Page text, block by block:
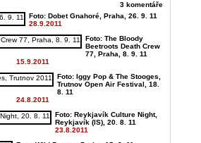
3 komentáře
Foto: Dobet Gnahoré, Praha, 26. 9. 11
28.9.2011
Foto: The Bloody
Beetroots Death Crew
77, Praha, 8. 9. 11
15.9.2011
Foto: Iggy Pop & The Stooges,
Trutnov Open Air Festival, 18.
8. 11
24.8.2011
Foto: Reykjavík Culture Night,
Reykjavík (IS), 20. 8. 11
23.8.2011